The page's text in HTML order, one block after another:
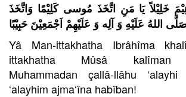
خَلِيْلاً يَا مَنِ اتَّخَذَ مُوسى كَلِيْمًا وَاتَّخَذَ
اللهُ عَلَيْهِ وَ آلِه وَ عَلَيْهِمْ اَجْمَعِيْنَ حَبِيْبًا
Yâ Man-ittakhatha Ibrâhîma
ittakhatha Mûsâ kalîman
Muhammadan çallâ-llâhu
‘alayhim ajma‘îna habîban!